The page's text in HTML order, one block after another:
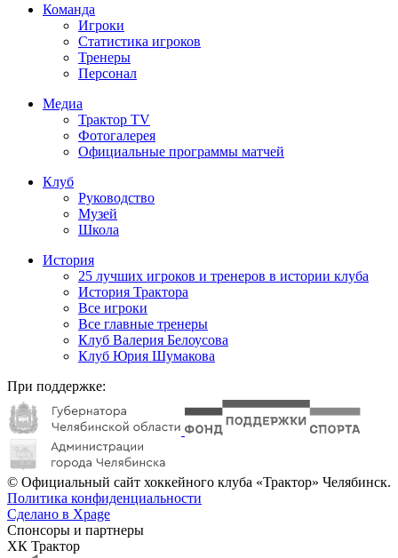
Команда
Игроки
Статистика игроков
Тренеры
Персонал
Медиа
Трактор TV
Фотогалерея
Официальные программы матчей
Клуб
Руководство
Музей
Школа
История
25 лучших игроков и тренеров в истории клуба
История Трактора
Все игроки
Все главные тренеры
Клуб Валерия Белоусова
Клуб Юрия Шумакова
При поддержке:
© Официальный сайт хоккейного клуба «Трактор» Челябинск.
Политика конфиденциальности
Сделано в Xpage
Спонсоры и партнеры
ХК Трактор